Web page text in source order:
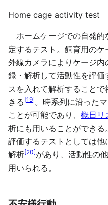
Home cage activity test
ホームケージでの自発的
定するテスト。飼育用の
外線カメラによりケージ
録・解析して活動性を評価
スを入れて解析すること
きる [19] 。時系列に沿った
ことが可能であり、 概日リ
析にも用いることができ
評価するテストとしては
解析[20]があり、活動性の
用いられる。